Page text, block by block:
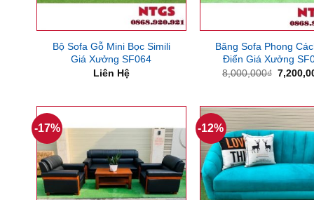
Bộ Sofa Gỗ Mini Bọc Simili
Giá Xưởng SF064
Liên Hệ
Băng Sofa Phong
Điển Giá Xưởng
8,000,000₫ Giá
-17% -12%